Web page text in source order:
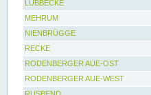
LÜBBECKE
MEHRUM
NIENBRÜGGE
RECKE
RODENBERGER AUE-OST
RODENBERGER AUE-WEST